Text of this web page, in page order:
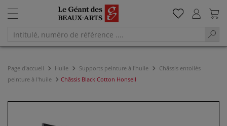
Page d'accueil Huile Supports peinture à l'huile
Châssis entoilés
peinture à l'huile
Châssis Black Cotton Honsell